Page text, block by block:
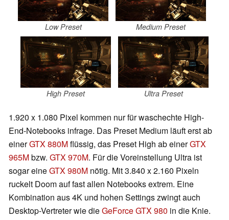
Low Preset Medium Preset
High Preset Ultra Preset
1.920 x 1.080 Pixel kommen nur für waschechte High-
End-Notebooks infrage. Das Preset Medium läuft erst ab
einerGTX 880Mflüssig, das Preset High ab einerGTX
965Mbzw. GTX 970M. Für die Voreinstellung Ultra ist
sogar eineGTX 980M nötig. Mit 3.840 x 2.160 Pixeln
ruckelt Doom auf fast allen Notebooks extrem. Eine
Kombination aus 4K und hohen Settings zwingt auch
Desktop-Vertreter wie dieGeForce GTX 980 in die Knie.